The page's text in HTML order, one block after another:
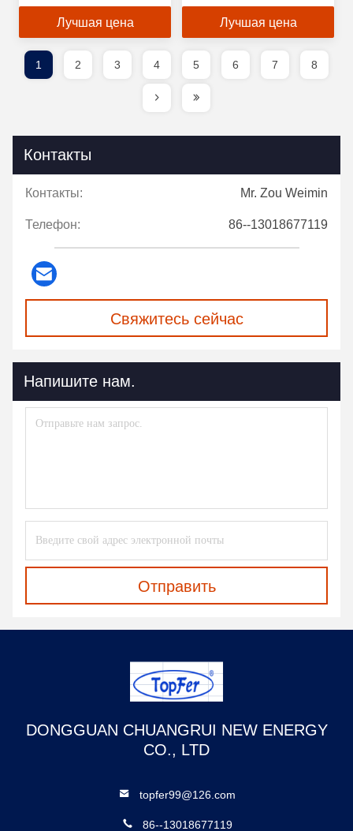
источник переменного
Лучшая цена
питания для
одновременно
Лучшая цена
1 2 3 4 5 6 7 8
Контакты
Контакты: Mr. Zou Weimin
Телефон: 86--13018677119
Свяжитесь сейчас
Напишите нам.
Отправить
DONGGUAN CHUANGRUI NEW ENERGY
CO., LTD
topfer99@126.com
86--13018677119